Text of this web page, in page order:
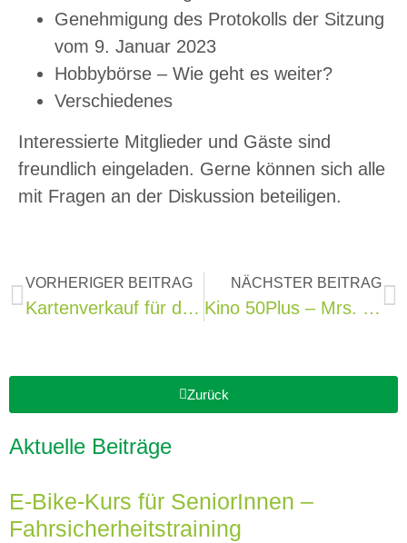
Genehmigung des Protokolls der Sitzung
vom 9. Januar 2023
Hobbybörse – Wie geht es weiter?
Verschiedenes
Interessierte Mitglieder und Gäste sind
freundlich eingeladen. Gerne können sich alle
mit Fragen an der Diskussion beteiligen.
VORHERIGER BEITRAG
Kartenverkauf für die Hochschule 50+
NÄCHSTER BEITRAG
Kino 50Plus – Mrs. Harris und ein Kleid von Dior – Folge Deinen Träumen
Zurück
Aktuelle Beiträge
E-Bike-Kurs für SeniorInnen –
Fahrsicherheitstraining